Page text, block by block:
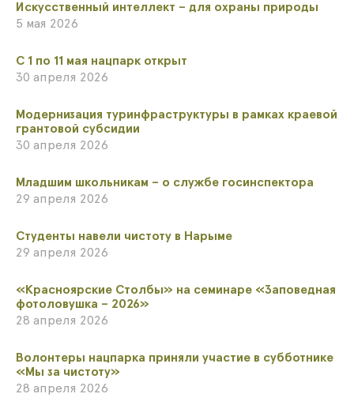
​Искусственный интеллект – для охраны природы
5 мая 2026
С 1 по 11 мая нацпарк открыт
30 апреля 2026
​Модернизация туринфраструктуры в рамках краевой
грантовой субсидии
30 апреля 2026
​Младшим школьникам – о службе госинспектора
29 апреля 2026
Студенты навели чистоту в Нарыме
29 апреля 2026
​«Красноярские Столбы» на семинаре «Заповедная
фотоловушка – 2026»
28 апреля 2026
​Волонтеры нацпарка приняли участие в субботнике
«Мы за чистоту»
28 апреля 2026